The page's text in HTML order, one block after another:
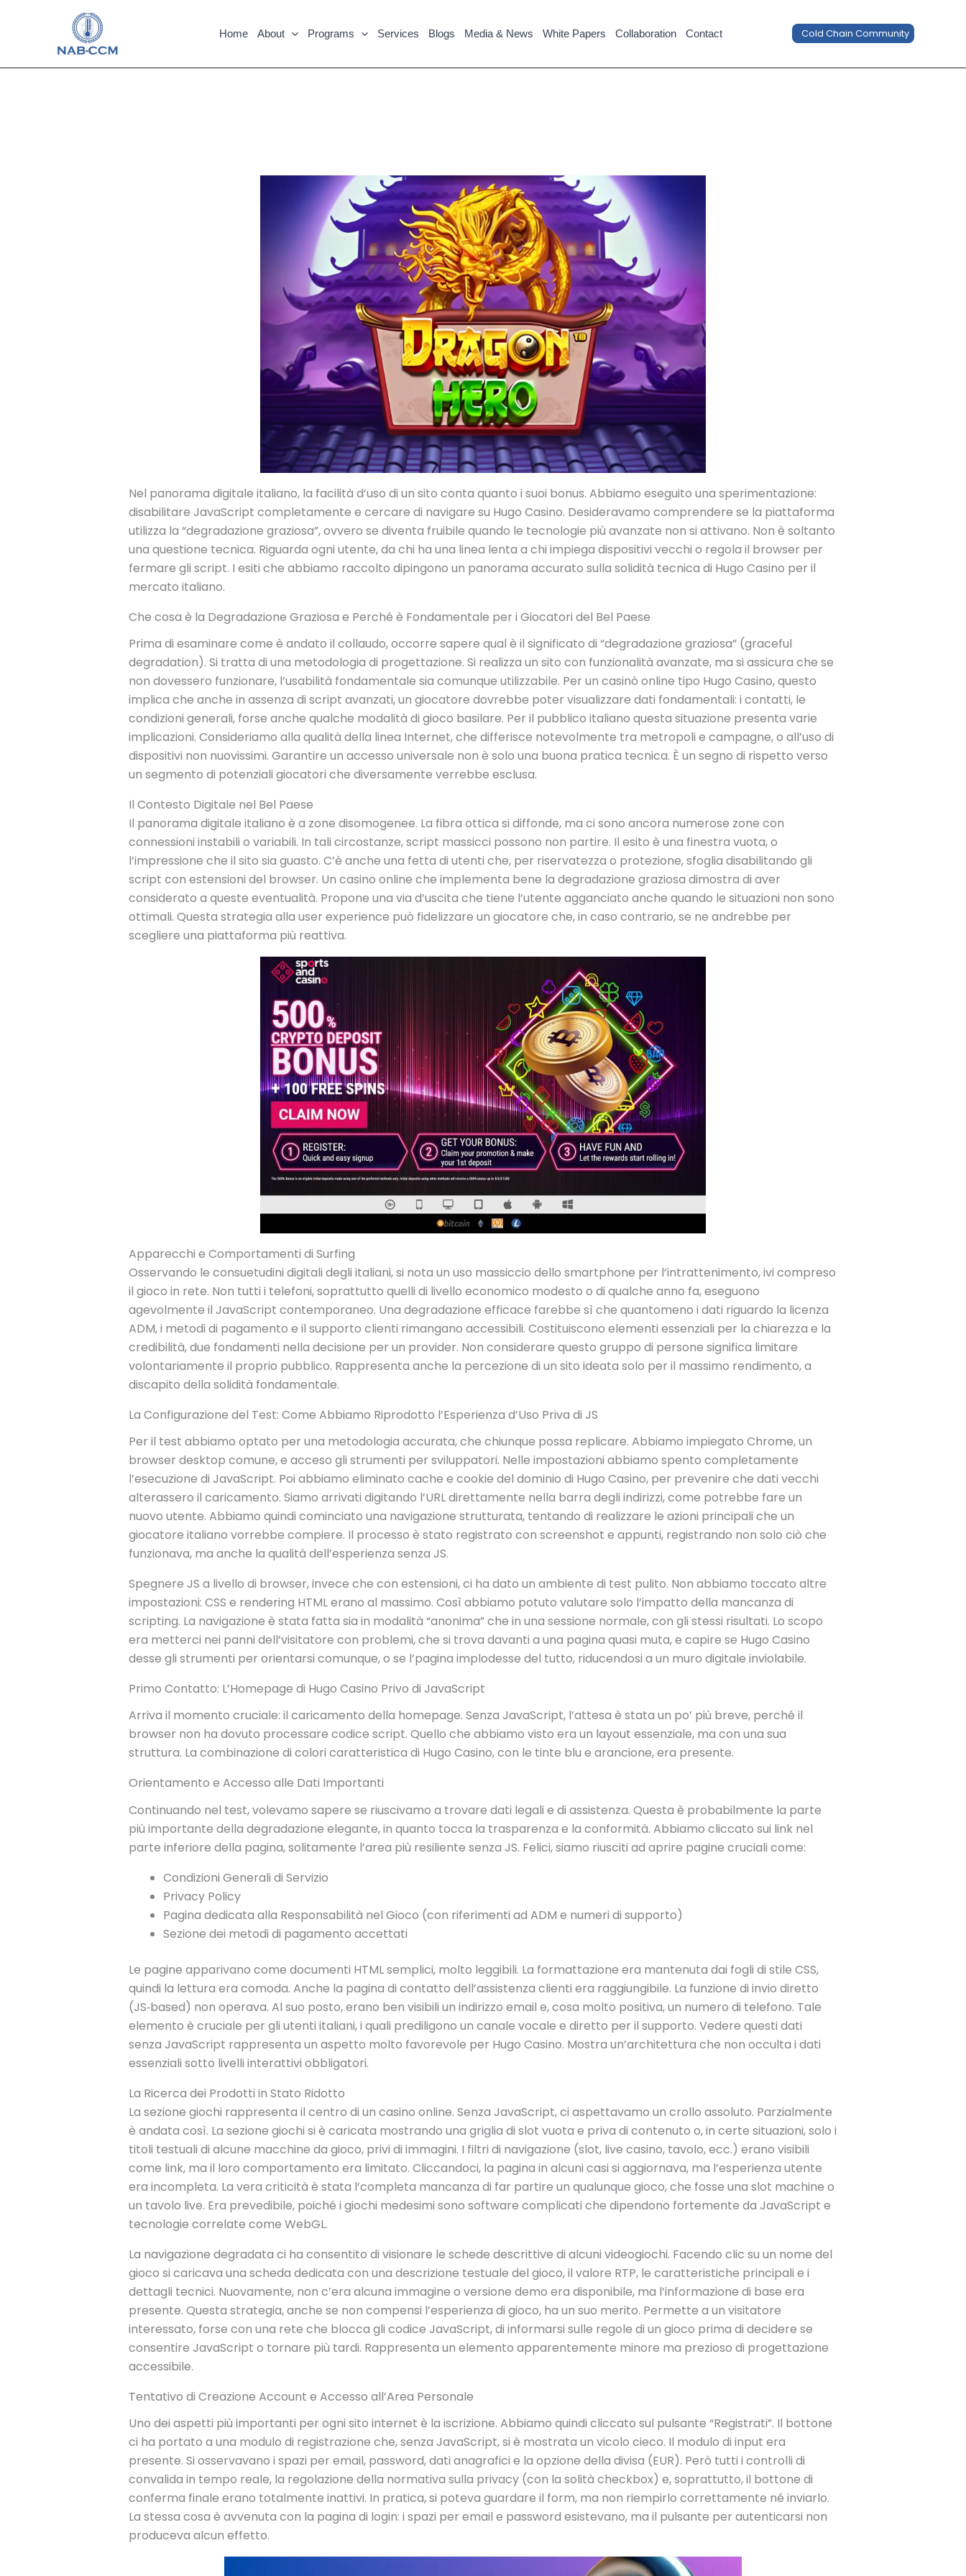
Home About Programs Services Blogs Media & News White Papers Collaboration Contact Cold Chain Community
Nel panorama digitale italiano, la facilità d’uso di un sito conta quanto i suoi bonus. Abbiamo eseguito una sperimentazione:
disabilitare JavaScript completamente e cercare di navigare su Hugo Casino. Desideravamo comprendere se la piattaforma
utilizza la “degradazione graziosa”, ovvero se diventa fruibile quando le tecnologie più avanzate non si attivano. Non è soltanto
una questione tecnica. Riguarda ogni utente, da chi ha una linea lenta a chi impiega dispositivi vecchi o regola il browser per
fermare gli script. I esiti che abbiamo raccolto dipingono un panorama accurato sulla solidità tecnica di Hugo Casino per il
mercato italiano.
Che cosa è la Degradazione Graziosa e Perché è Fondamentale per i Giocatori del Bel Paese
Prima di esaminare come è andato il collaudo, occorre sapere qual è il significato di “degradazione graziosa” (graceful
degradation). Si tratta di una metodologia di progettazione. Si realizza un sito con funzionalità avanzate, ma si assicura che se
non dovessero funzionare, l’usabilità fondamentale sia comunque utilizzabile. Per un casinò online tipo Hugo Casino, questo
implica che anche in assenza di script avanzati, un giocatore dovrebbe poter visualizzare dati fondamentali: i contatti, le
condizioni generali, forse anche qualche modalità di gioco basilare. Per il pubblico italiano questa situazione presenta varie
implicazioni. Consideriamo alla qualità della linea Internet, che differisce notevolmente tra metropoli e campagne, o all’uso di
dispositivi non nuovissimi. Garantire un accesso universale non è solo una buona pratica tecnica. È un segno di rispetto verso
un segmento di potenziali giocatori che diversamente verrebbe esclusa.
Il Contesto Digitale nel Bel Paese
Il panorama digitale italiano è a zone disomogenee. La fibra ottica si diffonde, ma ci sono ancora numerose zone con
connessioni instabili o variabili. In tali circostanze, script massicci possono non partire. Il esito è una finestra vuota, o
l’impressione che il sito sia guasto. C’è anche una fetta di utenti che, per riservatezza o protezione, sfoglia disabilitando gli
script con estensioni del browser. Un casino online che implementa bene la degradazione graziosa dimostra di aver
considerato a queste eventualità. Propone una via d’uscita che tiene l’utente agganciato anche quando le situazioni non sono
ottimali. Questa strategia alla user experience può fidelizzare un giocatore che, in caso contrario, se ne andrebbe per
scegliere una piattaforma più reattiva.
Apparecchi e Comportamenti di Surfing
Osservando le consuetudini digitali degli italiani, si nota un uso massiccio dello smartphone per l’intrattenimento, ivi compreso
il gioco in rete. Non tutti i telefoni, soprattutto quelli di livello economico modesto o di qualche anno fa, eseguono
agevolmente il JavaScript contemporaneo. Una degradazione efficace farebbe sì che quantomeno i dati riguardo la licenza
ADM, i metodi di pagamento e il supporto clienti rimangano accessibili. Costituiscono elementi essenziali per la chiarezza e la
credibilità, due fondamenti nella decisione per un provider. Non considerare questo gruppo di persone significa limitare
volontariamente il proprio pubblico. Rappresenta anche la percezione di un sito ideata solo per il massimo rendimento, a
discapito della solidità fondamentale.
La Configurazione del Test: Come Abbiamo Riprodotto l’Esperienza d’Uso Priva di JS
Per il test abbiamo optato per una metodologia accurata, che chiunque possa replicare. Abbiamo impiegato Chrome, un
browser desktop comune, e acceso gli strumenti per sviluppatori. Nelle impostazioni abbiamo spento completamente
l’esecuzione di JavaScript. Poi abbiamo eliminato cache e cookie del dominio di Hugo Casino, per prevenire che dati vecchi
alterassero il caricamento. Siamo arrivati digitando l’URL direttamente nella barra degli indirizzi, come potrebbe fare un
nuovo utente. Abbiamo quindi cominciato una navigazione strutturata, tentando di realizzare le azioni principali che un
giocatore italiano vorrebbe compiere. Il processo è stato registrato con screenshot e appunti, registrando non solo ciò che
funzionava, ma anche la qualità dell’esperienza senza JS.
Spegnere JS a livello di browser, invece che con estensioni, ci ha dato un ambiente di test pulito. Non abbiamo toccato altre
impostazioni: CSS e rendering HTML erano al massimo. Così abbiamo potuto valutare solo l’impatto della mancanza di
scripting. La navigazione è stata fatta sia in modalità “anonima” che in una sessione normale, con gli stessi risultati. Lo scopo
era metterci nei panni dell’visitatore con problemi, che si trova davanti a una pagina quasi muta, e capire se Hugo Casino
desse gli strumenti per orientarsi comunque, o se l’pagina implodesse del tutto, riducendosi a un muro digitale inviolabile.
Primo Contatto: L’Homepage di Hugo Casino Privo di JavaScript
Arriva il momento cruciale: il caricamento della homepage. Senza JavaScript, l’attesa è stata un po’ più breve, perché il
browser non ha dovuto processare codice script. Quello che abbiamo visto era un layout essenziale, ma con una sua
struttura. La combinazione di colori caratteristica di Hugo Casino, con le tinte blu e arancione, era presente.
Orientamento e Accesso alle Dati Importanti
Continuando nel test, volevamo sapere se riuscivamo a trovare dati legali e di assistenza. Questa è probabilmente la parte
più importante della degradazione elegante, in quanto tocca la trasparenza e la conformità. Abbiamo cliccato sui link nel
parte inferiore della pagina, solitamente l’area più resiliente senza JS. Felici, siamo riusciti ad aprire pagine cruciali come:
Condizioni Generali di Servizio
Privacy Policy
Pagina dedicata alla Responsabilità nel Gioco (con riferimenti ad ADM e numeri di supporto)
Sezione dei metodi di pagamento accettati
Le pagine apparivano come documenti HTML semplici, molto leggibili. La formattazione era mantenuta dai fogli di stile CSS,
quindi la lettura era comoda. Anche la pagina di contatto dell’assistenza clienti era raggiungibile. La funzione di invio diretto
(JS‑based) non operava. Al suo posto, erano ben visibili un indirizzo email e, cosa molto positiva, un numero di telefono. Tale
elemento è cruciale per gli utenti italiani, i quali prediligono un canale vocale e diretto per il supporto. Vedere questi dati
senza JavaScript rappresenta un aspetto molto favorevole per Hugo Casino. Mostra un’architettura che non occulta i dati
essenziali sotto livelli interattivi obbligatori.
La Ricerca dei Prodotti in Stato Ridotto
La sezione giochi rappresenta il centro di un casino online. Senza JavaScript, ci aspettavamo un crollo assoluto. Parzialmente
è andata così. La sezione giochi si è caricata mostrando una griglia di slot vuota e priva di contenuto o, in certe situazioni, solo i
titoli testuali di alcune macchine da gioco, privi di immagini. I filtri di navigazione (slot, live casino, tavolo, ecc.) erano visibili
come link, ma il loro comportamento era limitato. Cliccandoci, la pagina in alcuni casi si aggiornava, ma l’esperienza utente
era incompleta. La vera criticità è stata l’completa mancanza di far partire un qualunque gioco, che fosse una slot machine o
un tavolo live. Era prevedibile, poiché i giochi medesimi sono software complicati che dipendono fortemente da JavaScript e
tecnologie correlate come WebGL.
La navigazione degradata ci ha consentito di visionare le schede descrittive di alcuni videogiochi. Facendo clic su un nome del
gioco si caricava una scheda dedicata con una descrizione testuale del gioco, il valore RTP, le caratteristiche principali e i
dettagli tecnici. Nuovamente, non c’era alcuna immagine o versione demo era disponibile, ma l’informazione di base era
presente. Questa strategia, anche se non compensi l’esperienza di gioco, ha un suo merito. Permette a un visitatore
interessato, forse con una rete che blocca gli codice JavaScript, di informarsi sulle regole di un gioco prima di decidere se
consentire JavaScript o tornare più tardi. Rappresenta un elemento apparentemente minore ma prezioso di progettazione
accessibile.
Tentativo di Creazione Account e Accesso all’Area Personale
Uno dei aspetti più importanti per ogni sito internet è la iscrizione. Abbiamo quindi cliccato sul pulsante “Registrati”. Il bottone
ci ha portato a una modulo di registrazione che, senza JavaScript, si è mostrata un vicolo cieco. Il modulo di input era
presente. Si osservavano i spazi per email, password, dati anagrafici e la opzione della divisa (EUR). Però tutti i controlli di
convalida in tempo reale, la regolazione della normativa sulla privacy (con la solità checkbox) e, soprattutto, il bottone di
conferma finale erano totalmente inattivi. In pratica, si poteva guardare il form, ma non riempirlo correttamente né inviarlo.
La stessa cosa è avvenuta con la pagina di login: i spazi per email e password esistevano, ma il pulsante per autenticarsi non
produceva alcun effetto.